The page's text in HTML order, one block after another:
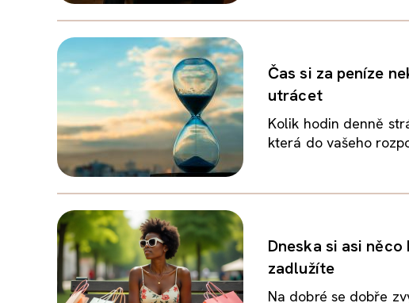
Čas si za peníze
utrácet
Kolik hodin denně
která do vašeho
Dneska si asi
zadlužíte
Na dobré se dobře